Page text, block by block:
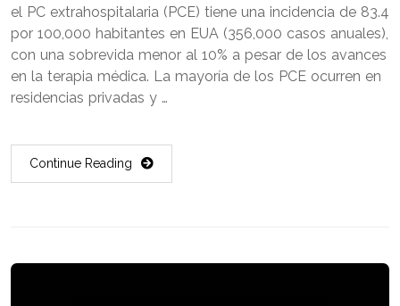
el PC extrahospitalaria (PCE) tiene una incidencia de 83.4
por 100,000 habitantes en EUA (356,000 casos anuales),
con una sobrevida menor al 10% a pesar de los avances
en la terapia médica. La mayoría de los PCE ocurren en
residencias privadas y …
Continue Reading